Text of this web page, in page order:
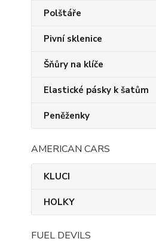
Polštáře
Pivní sklenice
Šňůry na klíče
Elastické pásky k šatům
Peněženky
AMERICAN CARS
KLUCI
HOLKY
FUEL DEVILS